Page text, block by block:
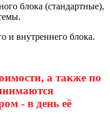
блока (стандартные),
и внутреннего блока.
а также по
- в день её